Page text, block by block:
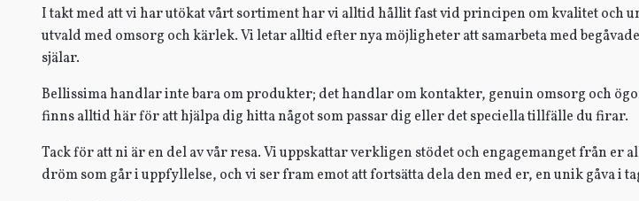
I takt med att vi har utökat vårt sortiment har vi alltid hållit fast vid principen om kvalitet
utvald med omsorg och kärlek. Vi letar alltid efter nya möjligheter att samarbeta med
själar.
Bellissima handlar inte bara om produkter; det handlar om kontakter, genuin omsorg och
finns alltid här för att hjälpa dig hitta något som passar dig eller det speciella tillfälle du firar.
Tack för att ni är en del av vår resa. Vi uppskattar verkligen stödet och engagemanget från er
dröm som går i uppfyllelse, och vi ser fram emot att fortsätta dela den med er, en unik gåva i